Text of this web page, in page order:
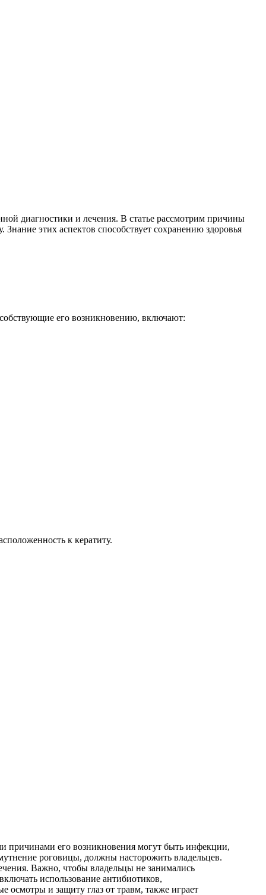
диагностики и лечения. В статье рассмотрим причины
этих аспектов способствует сохранению здоровья
его возникновению, включают:
к кератиту.
причинами его возникновения могут быть инфекции,
роговицы, должны насторожить владельцев.
Важно, чтобы владельцы не занимались
использование антибиотиков,
осмотры и защиту глаз от травм, также играет